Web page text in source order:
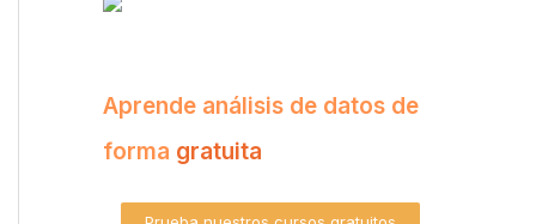
Aprende análisis de datos de
forma gratuita